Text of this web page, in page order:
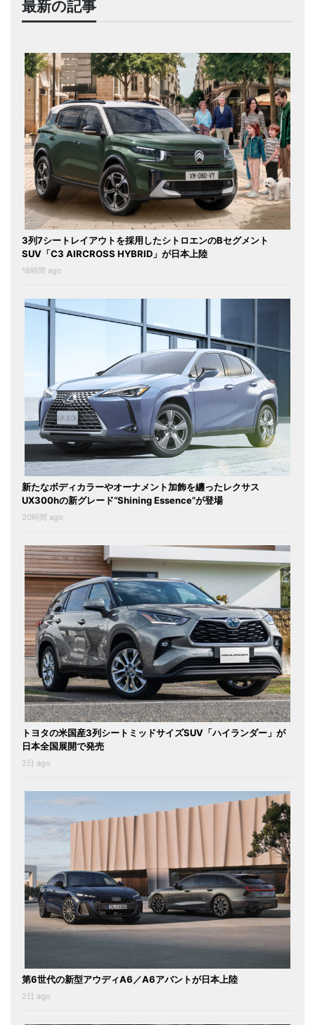
最新の記事
3列7シートレイアウトを採用したシトロエンのBセグメント
SUV「C3 AIRCROSS HYBRID」が日本上陸
18時間 ago
新たなボディカラーやオーナメント加飾を纏ったレクサス
UX300hの新グレード“Shining Essence”が登場
20時間 ago
トヨタの米国産3列シートミッドサイズSUV「ハイランダー」が
日本全国展開で発売
2日 ago
第6世代の新型アウディA6／A6アバントが日本上陸
2日 ago